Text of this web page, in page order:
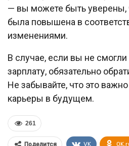
— вы можете быть уверены,
была повышена в
изменениями.
В случае, если вы не
зарплату, обязательно
Не забывайте, что это
карьеры в будущем.
261
VK